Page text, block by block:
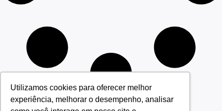
Utilizamos cookies para oferecer melhor
experiência, melhorar o desempenho, analisar